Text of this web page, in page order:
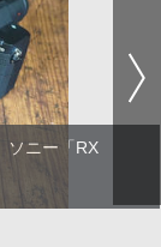
ソニー「RX